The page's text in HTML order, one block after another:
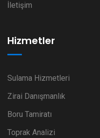
İletişim
Hizmetler
Sulama Hizmetleri
Zirai Danışmanlık
Boru Tamiratı
Toprak Analizi